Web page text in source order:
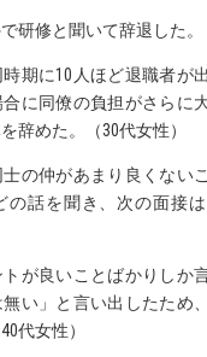
研修と聞いて辞退した。
期に10人ほど退職者が
に同僚の負担がさらに
辞めた。（30代女性）
士の仲があまり良くない
の話を聞き、次の面接
トが良いことばかりしか
い」と言い出したため
代女性）